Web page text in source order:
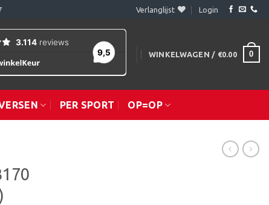
Verlanglijst Login
WINKELWAGEN / €0.00 0
PER SPORT OP=OP